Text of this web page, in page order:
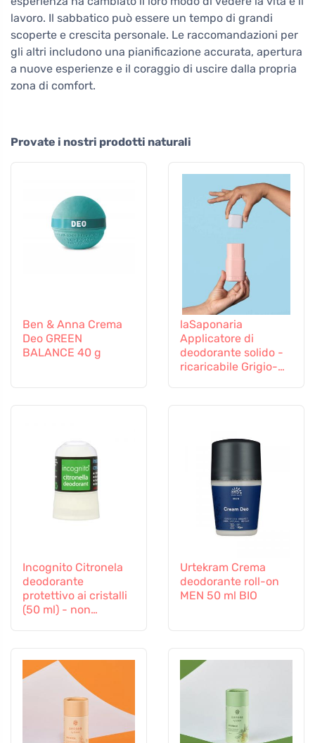
lavoro. Il sabbatico può essere un tempo di grandi
scoperte e crescita personale. Le raccomandazioni per
gli altri includono una pianificazione accurata, apertura
a nuove esperienze e il coraggio di uscire dalla propria
zona di comfort.
Provate i nostri prodotti naturali
Ben & Anna Crema
Deo GREEN
BALANCE 40 g
laSaponaria
Applicatore di
deodorante solido -
ricaricabile Grigio-
Incognito Citronela
deodorante
protettivo ai cristalli
(50 ml) - non
Urtekram Crema
deodorante roll-on
MEN 50 ml BIO